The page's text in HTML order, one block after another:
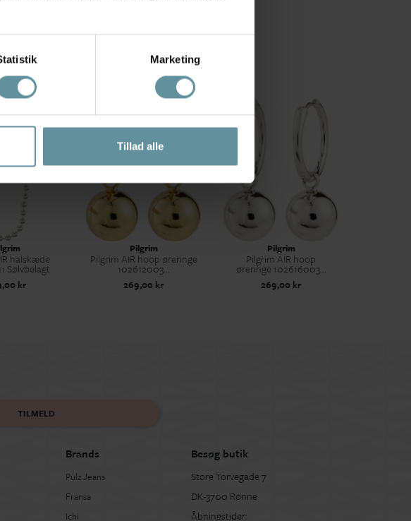
Marketing
Tillad alle
mærke
halskæde
Sølvbelagt
kr
Pilgrim
Pilgrim AIR hoop øreringe
102612003...
269,00 kr
Pilgrim
Pilgrim AIR hoop
øreringe 102616003...
269,00 kr
TILMELD
Brands
Pulz Jeans
Fransa
Ichi
Besøg butik
Store Torvegade 7
DK-3700 Rønne
Åbningstider: